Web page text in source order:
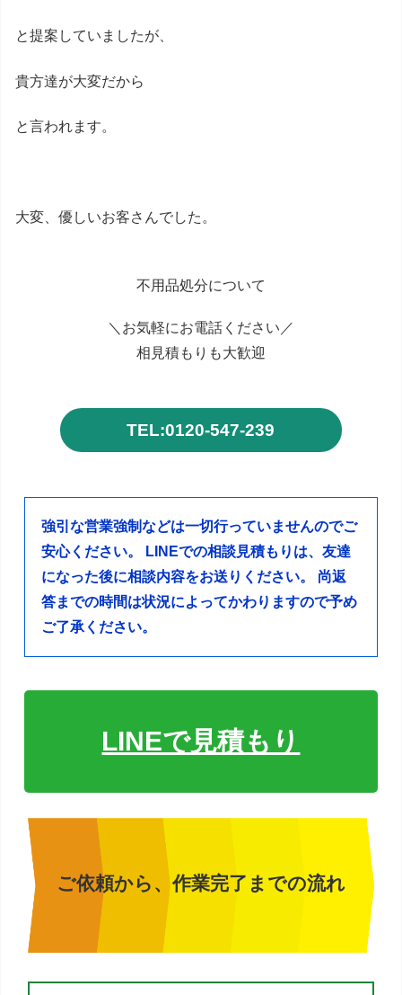
と提案していましたが、
貴方達が大変だから
と言われます。
大変、優しいお客さんでした。
不用品処分について
＼お気軽にお電話ください／
相見積もりも大歓迎
TEL:0120-547-239
強引な営業強制などは一切行っていませんのでご
安心ください。
LINEでの相談見積もりは、友達
になった後に相談内容をお送りください。
尚返
答までの時間は状況によってかわりますので予め
ご了承ください。
LINEで見積もり
ご依頼から、作業完了までの流れ